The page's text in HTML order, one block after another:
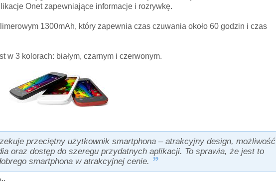
Onet zapewniające informacje i rozrywkę.
1300mAh, który zapewnia czas czuwania około 60 godzin i czas
w 3 kolorach: białym, czarnym i czerwonym.
przeciętny użytkownik smartphona – atrakcyjny design, możliwość
oraz dostęp do szeregu przydatnych aplikacji. To sprawia, że jest to
smartphona w atrakcyjnej cenie.